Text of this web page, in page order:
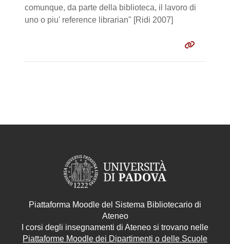
comunque, da parte della biblioteca, il lavoro di
uno o piu' reference librarian" [Ridi 2007]
Piattaforma Moodle del Sistema Bibliotecario di
Ateneo
I corsi degli insegnamenti di Ateneo si trovano nelle
Piattaforme Moodle dei Dipartimenti o delle Scuole